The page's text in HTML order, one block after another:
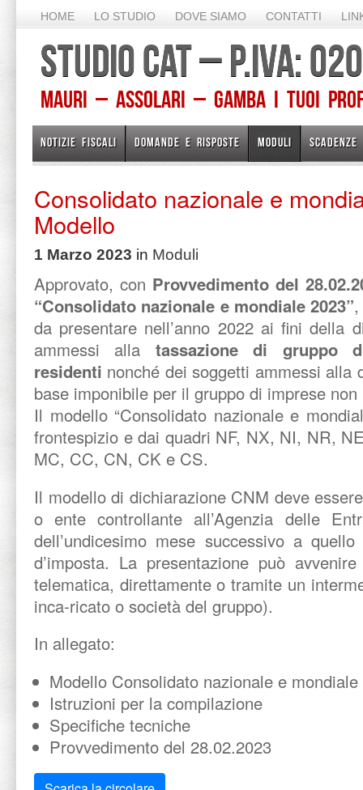
HOME LO STUDIO DOVE SIAMO CONTATTI
STUDIO CAT – P.IVA:
Mauri – Assolari – Gamba I TUOI
NOTIZIE FISCALI DOMANDE E RISPOSTE MODULI SCADENZE
Consolidato nazionale e
Modello
1 Marzo 2023 in Moduli
Approvato, con Provvedimento del
“Consolidato nazionale e mondiale 2023”
da presentare nell’anno 2022 ai fini della
ammessi alla tassazione di gruppo
residenti nonché dei soggetti ammessi alla
base imponibile per il gruppo di imprese
Il modello “Consolidato nazionale e
frontespizio e dai quadri NF, NX, NI, NR,
MC, CC, CN, CK e CS.
Il modello di dichiarazione CNM deve
o ente controllante all’Agenzia delle
dell’undicesimo mese successivo a
d’imposta. La presentazione può
telematica, direttamente o tramite un
inca-ricato o società del gruppo).
In allegato:
Modello Consolidato nazionale e mondiale
Istruzioni per la compilazione
Specifiche tecniche
Provvedimento del 28.02.2023